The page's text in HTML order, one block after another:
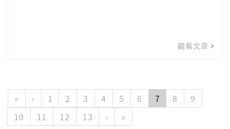
觀看文章
« ‹ 1 2 3 4 5 6 7 8
9
10
11 12 13 › »